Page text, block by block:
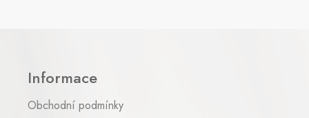
Informace
Obchodní podmínky